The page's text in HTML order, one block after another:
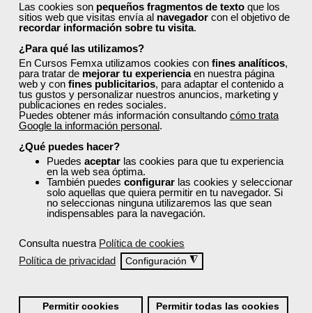
Las cookies son pequeños fragmentos de texto que los
sitios web que visitas envía al navegador con el objetivo de
recordar información sobre tu visita.
¿Para qué las utilizamos?
En Cursos Femxa utilizamos cookies con fines analíticos,
para tratar de mejorar tu experienciaen nuestra página
web y con fines publicitarios, para adaptar el contenido a
tus gustos y personalizar nuestros anuncios, marketing y
publicaciones en redes sociales.
Puedes obtener más información consultando cómo trata
Google la información personal.
¿Qué puedes hacer?
Puedes aceptar las cookies para que tu experiencia
en la web sea óptima.
También puedes configurar las cookies y seleccionar
solo aquellas que quiera permitir en tu navegador. Si
no seleccionas ninguna utilizaremos las que sean
indispensables para la navegación.
Consulta nuestra Política de cookies
Política de privacidad
Configuración ◮
Permitir cookies Permitir todas las cookies
Newsletter
Si, quiero recibir información sobre cursos, ofertas
exclusivas y recursos para el aprendizaje.
Términos y condiciones
He leído y acepto la Política de Privacidad
Registrarse
Quiénes Somos:
Especialistas en consultoría y formación para el empleo
Nuestro objetivo diario es, única y exclusivamente, ayudarte a
conseguir tus metas profesionales ofreciéndote los mejores